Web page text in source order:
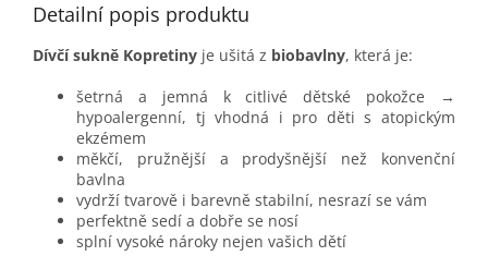
Detailní popis produktu
Dívčí sukně Kopretiny je ušitá z biobavlny, která je:
šetrná a jemná k citlivé dětské pokožce →
hypoalergenní, tj vhodná i pro děti s atopickým
ekzémem
měkčí, pružnější a prodyšnější než konvenční
bavlna
vydrží tvarově i barevně stabilní, nesrazí se vám
perfektně sedí a dobře se nosí
splní vysoké nároky nejen vašich dětí